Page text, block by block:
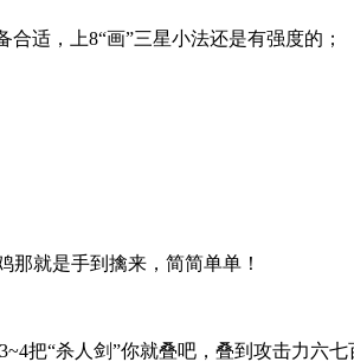
适，上8“画”三星小法还是有强度的；
那就是手到擒来，简简单单！
把“杀人剑”你就叠吧，叠到攻击力六七